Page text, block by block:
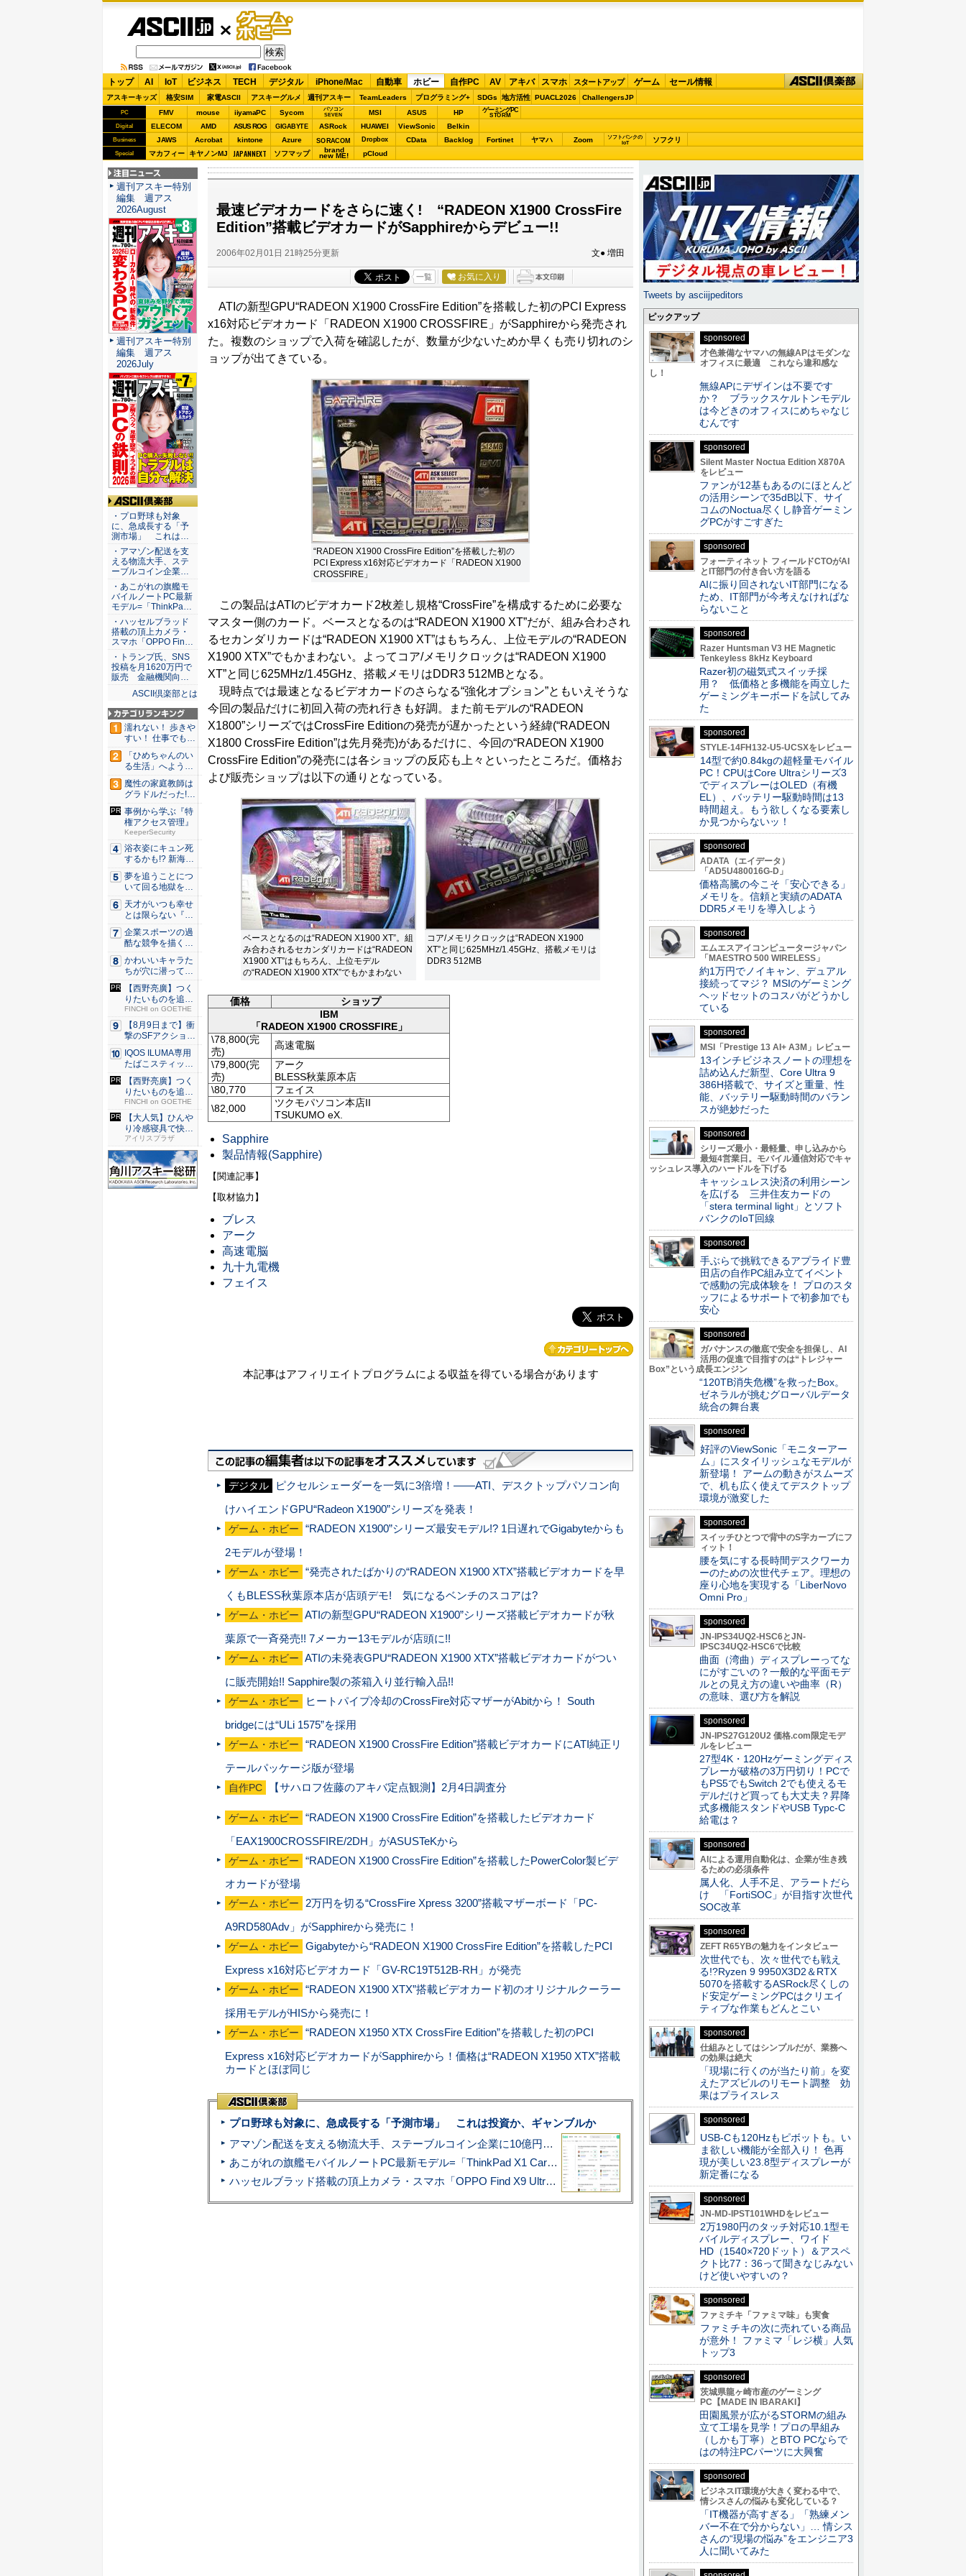
ゲーム・
ホビー
トップ AI IoT ビジネス TECH デジタル iPhone/Mac 自動車 ホビー 自作PC AV アキバ スマホ スタートアップ ゲーム セール情報
アスキーキッズ 格安SIM 家電ASCII アスキーグルメ 週刊アスキー TeamLeaders プログラミング+ SDGs 地方活性 PUACL2026 ChallengersJP
PC FMV mouse iiyamaPC Sycom
パソコン
SEVEN
MSI ASUS HP ゲーミングPC
STORM
Digital ELECOM AMD ASUS ROG GIGABYTE ASRock HUAWEI ViewSonic Belkin
Business JAWS Acrobat kintone Azure SORACOM Dropbox CData Backlog Fortinet ヤマハ Zoom
ソフトバンクの
IoT
ソフクリ
Special マカフィー キヤノンMJ JAPANNEXT ソフマップ brand
new ME! pCloud
最速ビデオカードをさらに速く! “RADEON X1900 CrossFire
Edition”搭載ビデオカードがSapphireからデビュー!!
2006年02月01日 21時25分更新 文● 増田
一覧 お気に入り
ATIの新型GPU“RADEON X1900 CrossFire Edition”を搭載した初のPCI Express
x16対応ビデオカード「RADEON X1900 CROSSFIRE」がSapphireから発売され
た。複数のショップで入荷を確認したが、数量が少ないためか早くも売り切れのシ
ョップが出てきている。
“RADEON X1900 CrossFire Edition”を搭載した初の
PCI Express x16対応ビデオカード「RADEON X1900
CROSSFIRE」
この製品はATIのビデオカード2枚差し規格“CrossFire”を構成するために必要な
マスター側のカード。ベースとなるのは“RADEON X1900 XT”だが、組み合わされ
るセカンダリカードは“RADEON X1900 XT”はもちろん、上位モデルの“RADEON
X1900 XTX”でもかまわない。よってコア/メモリクロックは“RADEON X1900
XT”と同じ625MHz/1.45GHz、搭載メモリはDDR3 512MBとなる。
現時点では最速となるビデオカードのさらなる“強化オプション”ともいえそうな
今回の製品だけに初回入荷の売れ行きも好調。また前モデルの“RADEON
X1800”シリーズではCrossFire Editionの発売が遅かったという経緯(“RADEON
X1800 CrossFire Edition”は先月発売)があるだけに、今回の“RADEON X1900
CrossFire Edition”の発売には各ショップの反応も上々といったところだ。価格お
よび販売ショップは以下の通りとなっている。
ベースとなるのは“RADEON X1900 XT”。組
み合わされるセカンダリカードは“RADEON
X1900 XT”はもちろん、上位モデル
の“RADEON X1900 XTX”でもかまわない
コア/メモリクロックは“RADEON X1900
XT”と同じ625MHz/1.45GHz、搭載メモリは
DDR3 512MB
価格
ショップ
IBM
「RADEON X1900 CROSSFIRE」
\78,800(完
売)
高速電脳
\79,800(完
売)
アーク
BLESS秋葉原本店
\80,770
フェイス
\82,000
ツクモパソコン本店II
TSUKUMO eX.
Sapphire
製品情報(Sapphire)
【関連記事】
【取材協力】
ブレス
アーク
高速電脳
九十九電機
フェイス
本記事はアフィリエイトプログラムによる収益を得ている場合があります
デジタル
ピクセルシェーダーを一気に3倍増！――ATI、デスクトップパソコン向
けハイエンドGPU“Radeon X1900”シリーズを発表！
ゲーム・ホビー
“RADEON X1900”シリーズ最安モデル!? 1日遅れでGigabyteからも
2モデルが登場！
ゲーム・ホビー
“発売されたばかりの“RADEON X1900 XTX”搭載ビデオカードを早
くもBLESS秋葉原本店が店頭デモ! 気になるベンチのスコアは?
ゲーム・ホビー ATIの新型GPU“RADEON X1900”シリーズ搭載ビデオカードが秋
葉原で一斉発売!! 7メーカー13モデルが店頭に!!
ゲーム・ホビー ATIの未発表GPU“RADEON X1900 XTX”搭載ビデオカードがつい
に販売開始!! Sapphire製の茶箱入り並行輸入品!!
ゲーム・ホビー
ヒートパイプ冷却のCrossFire対応マザーがAbitから！ South
bridgeには“ULi 1575”を採用
ゲーム・ホビー
“RADEON X1900 CrossFire Edition”搭載ビデオカードにATI純正リ
テールパッケージ版が登場
自作PC 【サハロフ佐藤のアキバ定点観測】2月4日調査分
ゲーム・ホビー
“RADEON X1900 CrossFire Edition”を搭載したビデオカード
「EAX1900CROSSFIRE/2DH」がASUSTeKから
ゲーム・ホビー
“RADEON X1900 CrossFire Edition”を搭載したPowerColor製ビデ
オカードが登場
ゲーム・ホビー
2万円を切る“CrossFire Xpress 3200”搭載マザーボード「PC-
A9RD580Adv」がSapphireから発売に！
ゲーム・ホビー
Gigabyteから“RADEON X1900 CrossFire Edition”を搭載したPCI
Express x16対応ビデオカード「GV-RC19T512B-RH」が発売
ゲーム・ホビー
“RADEON X1900 XTX”搭載ビデオカード初のオリジナルクーラー
採用モデルがHISから発売に！
ゲーム・ホビー
“RADEON X1950 XTX CrossFire Edition”を搭載した初のPCI
Express x16対応ビデオカードがSapphireから！価格は“RADEON X1950 XTX”搭載
カードとほぼ同じ
プロ野球も対象に、急成長する「予測市場」 これは投資か、ギャンブルか
アマゾン配送を支える物流大手、ステーブルコイン企業に10億円投資のワケ
あこがれの旗艦モバイルノートPC最新モデル=「ThinkPad X1 Carbon Gen 14 Aura Edition」実機レビュー
ハッセルブラッド搭載の頂上カメラ・スマホ「OPPO Find X9 Ultra」実写レビュー=プロが本気で徹底撮影しました!!
注目ニュース
週刊アスキー特別
編集 週アス
2026August
週刊アスキー特別
編集 週アス
2026July
ASCII倶楽部
・プロ野球も対象
に、急成長する「予
測市場」 これは…
・アマゾン配送を支
える物流大手、ステ
ーブルコイン企業…
・あこがれの旗艦モ
バイルノートPC最新
モデル=「ThinkPa…
・ハッセルブラッド
搭載の頂上カメラ・
スマホ「OPPO Fin…
・トランプ氏、SNS
投稿を月1620万円で
販売 金融機関向…
ASCII倶楽部とは
濡れない！ 歩きや
すい！ 仕事でも履
ける...
「ひめちゃんのい
る生活」へようこ
そ！ 「...
魔性の家庭教師は
グラドルだった!?
村雨...
事例から学ぶ『特
権アクセス管理』
KeeperSecurity
浴衣姿にキュン死
するかも!? 新海ま
きが...
夢を追うことにつ
いて回る地獄を描
く『二階...
天才がいつも幸せ
とは限らない『ダ
イヤモン...
企業スポーツの過
酷な競争を描く『J
JM ...
かわいいキャラた
ちが穴に潜ってひ
どい目に...
【西野亮廣】つく
りたいものを追求
できる環...
FINCHI on GOETHE
【8月9日まで】衝
撃のSFアクション
『G...
IQOS ILUMA専用
たばこスティッ
ク...
【西野亮廣】つく
りたいものを追求
できる環...
FINCHI on GOETHE
【大人気】ひんや
り冷感寝具で快適
な睡眠を...
アイリスプラザ
Tweets by asciijpeditors
ピックアップ
sponsored
才色兼備なヤマハの無線APはモダンな
オフィスに最適 これなら違和感な
し！
無線APにデザインは不要です
か？ ブラックスケルトンモデル
は今どきのオフィスにめちゃなじ
むんです
sponsored
Silent Master Noctua Edition X870A
をレビュー
ファンが12基もあるのにほとんど
の活用シーンで35dB以下、サイ
コムのNoctua尽くし静音ゲーミン
グPCがすごすぎた
sponsored
フォーティネット フィールドCTOがAI
とIT部門の付き合い方を語る
AIに振り回されないIT部門になる
ため、IT部門が今考えなければな
らないこと
sponsored
Razer Huntsman V3 HE Magnetic
Tenkeyless 8kHz Keyboard
Razer初の磁気式スイッチ採
用？ 低価格と多機能を両立した
ゲーミングキーボードを試してみ
た
sponsored
STYLE-14FH132-U5-UCSXをレビュー
14型で約0.84kgの超軽量モバイル
PC！CPUはCore Ultraシリーズ3
でディスプレーはOLED（有機
EL）、バッテリー駆動時間は13
時間超え。もう欲しくなる要素し
か見つからないッ！
sponsored
ADATA（エイデータ）
「AD5U480016G-D」
価格高騰の今こそ「安心できる」
メモリを。信頼と実績のADATA
DDR5メモリを導入しよう
sponsored
エムエスアイコンピュータージャパン
「MAESTRO 500 WIRELESS」
約1万円でノイキャン、デュアル
接続ってマジ？ MSIのゲーミング
ヘッドセットのコスパがどうかし
ている
sponsored
MSI「Prestige 13 AI+ A3M」レビュー
13インチビジネスノートの理想を
詰め込んだ新型、Core Ultra 9
386H搭載で、サイズと重量、性
能、バッテリー駆動時間のバラン
スが絶妙だった
sponsored
シリーズ最小・最軽量、申し込みから
最短4営業日。モバイル通信対応でキャ
ッシュレス導入のハードルを下げる
キャッシュレス決済の利用シーン
を広げる 三井住友カードの
「stera terminal light」とソフト
バンクのIoT回線
sponsored
手ぶらで挑戦できるアプライド豊
田店の自作PC組み立てイベント
で感動の完成体験を！ プロのスタ
ッフによるサポートで初参加でも
安心
sponsored
ガバナンスの徹底で安全を担保し、AI
活用の促進で目指すのは“トレジャー
Box”という成長エンジン
“120TB消失危機”を救ったBox。
ゼネラルが挑むグローバルデータ
統合の舞台裏
sponsored
好評のViewSonic「モニターアー
ム」にスタイリッシュなモデルが
新登場！ アームの動きがスムーズ
で、机も広く使えてデスクトップ
環境が激変した
sponsored
スイッチひとつで背中のS字カーブにフ
ィット！
腰を気にする長時間デスクワーカ
ーのための次世代チェア。理想の
座り心地を実現する「LiberNovo
Omni Pro」
sponsored
JN-IPS34UQ2-HSC6とJN-
IPSC34UQ2-HSC6で比較
曲面（湾曲）ディスプレーってな
にがすごいの？一般的な平面モデ
ルとの見え方の違いや曲率（R）
の意味、選び方を解説
sponsored
JN-IPS27G120U2 価格.com限定モデ
ルをレビュー
27型4K・120Hzゲーミングディス
プレーが破格の3万円切り！PCで
もPS5でもSwitch 2でも使えるモ
デルだけど買っても大丈夫？昇降
式多機能スタンドやUSB Typc-C
給電は？
sponsored
AIによる運用自動化は、企業が生き残
るための必須条件
属人化、人手不足、アラートだら
け 「FortiSOC」が目指す次世代
SOC改革
sponsored
ZEFT R65YBの魅力をインタビュー
次世代でも、次々世代でも戦え
る!?Ryzen 9 9950X3D2＆RTX
5070を搭載するASRock尽くしの
ド安定ゲーミングPCはクリエイ
ティブな作業もどんとこい
sponsored
仕組みとしてはシンプルだが、業務へ
の効果は絶大
「現場に行くのが当たり前」を変
えたアズビルのリモート調整 効
果はプライスレス
sponsored
USB-Cも120Hzもピボットも。い
ま欲しい機能が全部入り！ 色再
現が美しい23.8型ディスプレーが
新定番になる
sponsored
JN-MD-IPST101WHDをレビュー
2万1980円のタッチ対応10.1型モ
バイルディスプレー、ワイド
HD（1540×720ドット）＆アスペ
クト比77：36って聞きなじみない
けど使いやすいの？
sponsored
ファミチキ「ファミマ味」も実食
ファミチキの次に売れている商品
が意外！ ファミマ「レジ横」人気
トップ3
sponsored
茨城県龍ヶ崎市産のゲーミング
PC【MADE IN IBARAKI】
田園風景が広がるSTORMの組み
立て工場を見学！プロの早組み
（しかも丁寧）とBTO PCならで
はの特注PCパーツに大興奮
sponsored
ビジネスIT環境が大きく変わる中で、
情シスさんの悩みも変化している？
「IT機器が高すぎる」「熟練メン
バー不在で分からない」… 情シス
さんの“現場の悩み”をエンジニア3
人に聞いてみた